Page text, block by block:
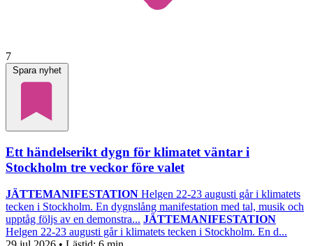
7
Spara nyhet
Ett händelserikt dygn för klimatet väntar i
Stockholm tre veckor före valet
JÄTTEMANIFESTATION Helgen 22-23 augusti går i klimatets
tecken i Stockholm. En dygnslång manifestation med tal, musik och
upptåg följs av en demonstra... JÄTTEMANIFESTATION
Helgen 22-23 augusti går i klimatets tecken i Stockholm. En d...